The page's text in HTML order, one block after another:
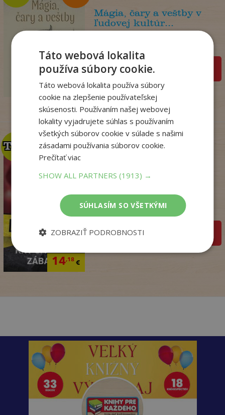
32,90€
19,95€
Mágia, čary a veštby v
ľudovej kultúr...
pridať do košíka
14,18€
TOP
TOP
Krv sa stane zábavou
pridať do košíka
Táto webová lokalita
používa súbory cookie.
Táto webová lokalita používa súbory
cookie na zlepšenie používateľskej
skúsenosti. Používaním našej webovej
lokality vyjadrujete súhlas s používaním
všetkých súborov cookie v súlade s našimi
zásadami používania súborov cookie.
Prečítať viac
SHOW ALL PARTNERS(1913) →
SÚHLASÍM SO VŠETKÝMI
ZOBRAZIŤ PODROBNOSTI